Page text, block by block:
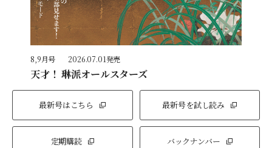
8,9月号 2026.07.01発売
天才！ 琳派オールスターズ
最新号はこちら 最新号を試し読み
定期購読 バックナンバー